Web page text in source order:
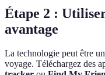
Étape 2 :
avantage
La technologie peut être
voyage. Téléchargez des